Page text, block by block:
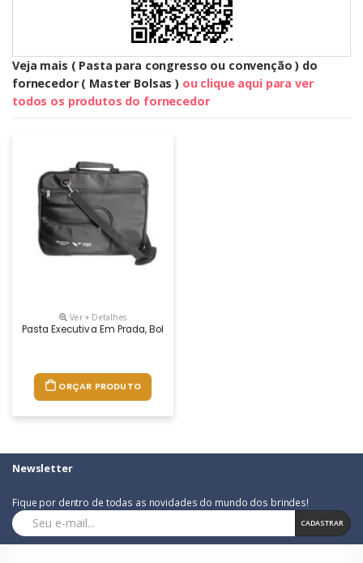
Veja mais ( Pasta para congresso ou convenção ) do
fornecedor ( Master Bolsas ) ou clique aqui para ver
todos os produtos do fornecedor
Ver + Detalhes
Pasta Executiva Em Prada, Bolsos Frontais, Alça De Mão E De Ombro.
ORÇAR PRODUTO
Newsletter
Fique por dentro de todas as novidades do mundo dos brindes!
CADASTRAR